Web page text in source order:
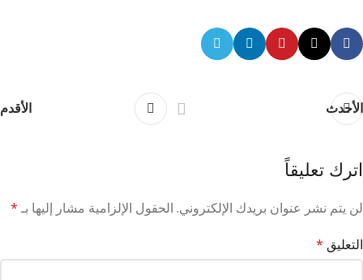
الأحدث الأقدم
اترك تعليقاً
لن يتم نشر عنوان بريدك الإلكتروني. الحقول الإلزامية مشار إليها بـ *
التعليق *